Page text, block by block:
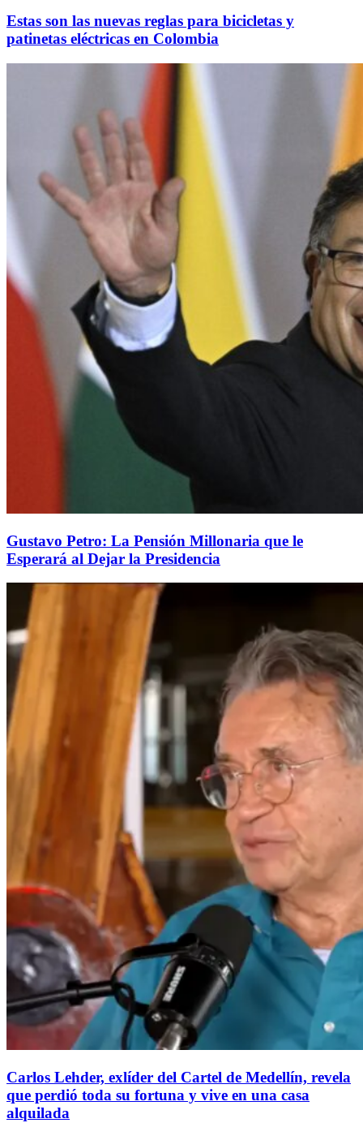
Estas son las nuevas reglas para bicicletas y
patinetas eléctricas en Colombia
Gustavo Petro: La Pensión Millonaria que le
Esperará al Dejar la Presidencia
Carlos Lehder, exlíder del Cartel de Medellín, revela
que perdió toda su fortuna y vive en una casa
alquilada